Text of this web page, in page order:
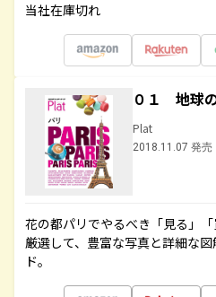
当社在庫切れ
０１ 地球
Plat
2018.11.07 発売
花の都パリでやるべき「見る」
厳選して、豊富な写真と詳細な
ド。